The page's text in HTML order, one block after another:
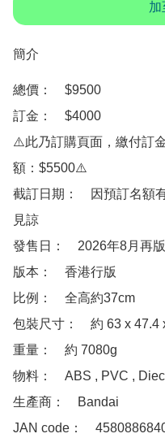
加
簡介
總價：　$9500
訂金：　$4000
⚠️此乃訂購頁面，繳付訂
額：$5500⚠️
截訂日期：　因預訂名額
見諒
發售日：　2026年8月再版
版本：　香港行版
比例：　全高約37cm
包裝尺寸：　約 63 x 47.4
重量：　約 7080g
物料：　ABS , PVC ,
生產商：　Bandai
JAN code：　